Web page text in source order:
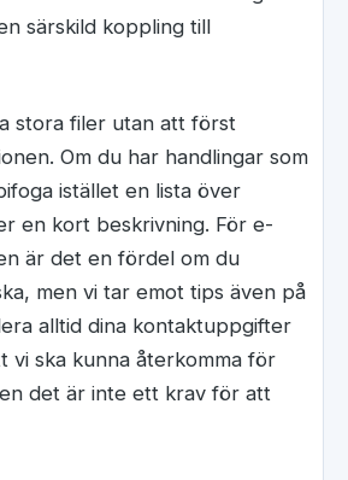
särskild koppling till
stora filer utan att först
Om du har handlingar som
istället en lista över
en kort beskrivning. För e-
är det en fördel om du
men vi tar emot tips även på
alltid dina kontaktuppgifter
vi ska kunna återkomma för
det är inte ett krav för att